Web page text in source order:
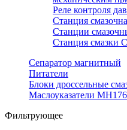
Реле контроля
Станция
Станции
Станция смазки
Сепаратор магнитный
Питатели
Блоки дроссельные
Маслоуказатели
Фильтрующее